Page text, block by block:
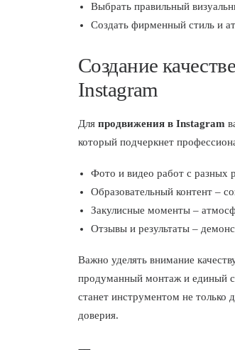
Выбрать правильный
Создать фирменный стиль и
Создание
Instagram
Для продвижения в Instagram
который подчеркнет
Фото и видео работ с разных
Образовательный контент –
Закулисные моменты –
Отзывы и результаты –
Важно уделять внимание
продуманный монтаж и единый
станет инструментом не только
доверия.